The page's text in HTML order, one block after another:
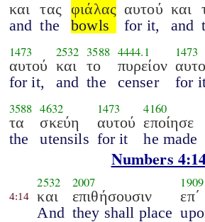
και
and
τας
the
φιάλας
bowls
αυτού
for it,
και
and
1473
αυτού
for it,
2532
και
and
3588
το
the
4444.1
πυρείον
censer
1473
for
3588
τα
the
4632
σκεύη
utensils
1473
αυτού
for it
4160
εποίησε
he made
Numbers
4:14
2532
και
And
2007
επιθήσουσιν
they shall place
1909
επ΄